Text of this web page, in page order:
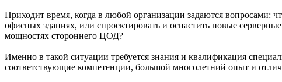
Приходит время, когда в любой организации задаются вопросами:
офисных зданиях, или спроектировать и оснастить новые
мощностях стороннего ЦОД?
Именно в такой ситуации требуется знания и квалификация
соответствующие компетенции, большой многолетний опыт и